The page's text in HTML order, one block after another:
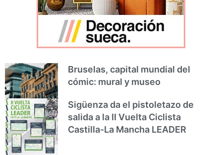
Bruselas, capital mundial del
cómic: mural y museo
Sigüenza da el pistoletazo de
salida a la II Vuelta Ciclista
Castilla-La Mancha LEADER